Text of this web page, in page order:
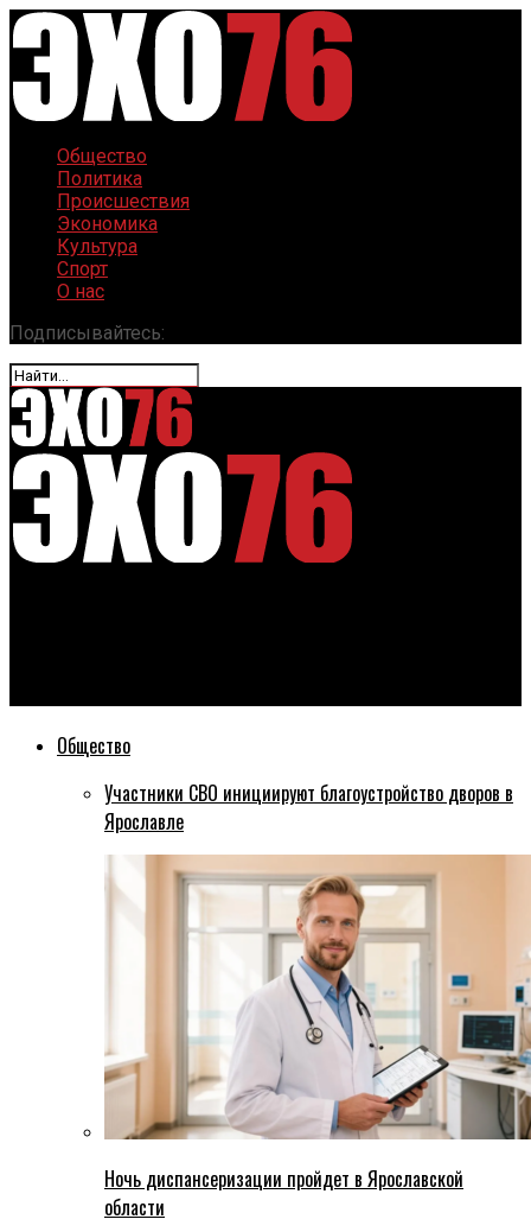
Общество
Политика
Происшествия
Экономика
Культура
Спорт
О нас
Подписывайтесь:
Общество
Участники СВО инициируют благоустройство дворов в
Ярославле
Ночь диспансеризации пройдет в Ярославской
области